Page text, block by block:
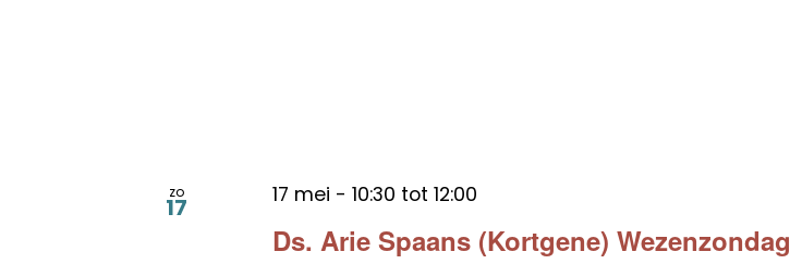
zo
17
Ds. Arie Spaans (Kortgene) Wezenzondag
17 mei - 10:30 tot 12:00